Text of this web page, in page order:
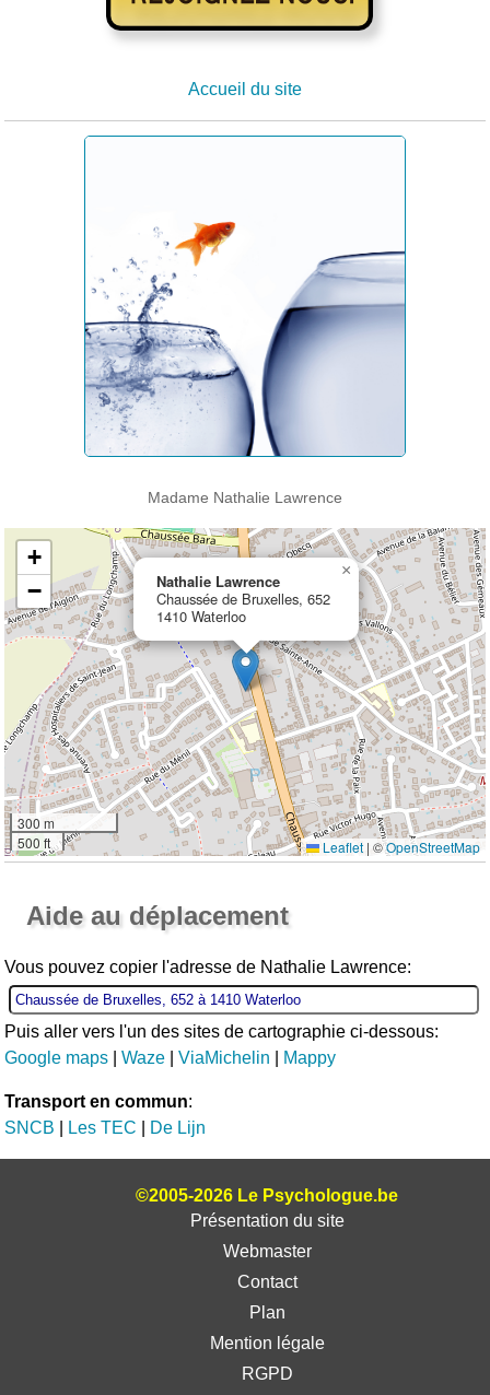
Accueil du site
Madame Nathalie Lawrence
Nathalie Lawrence
Chaussée de Bruxelles, 652
1410 Waterloo
×
+
−
300 m
500 ft
Leaflet | ©OpenStreetMap
Aide au déplacement
Vous pouvez copier l'adresse de Nathalie Lawrence:
Puis aller vers l'un des sites de cartographie ci-dessous:
Google maps |Waze |ViaMichelin Mappy
Transport en commun:
SNCB
Les TEC De Lijn
©2005-2026 Le Psychologue.be
Présentation du site
Webmaster
Contact
Plan
Mention légale
RGPD